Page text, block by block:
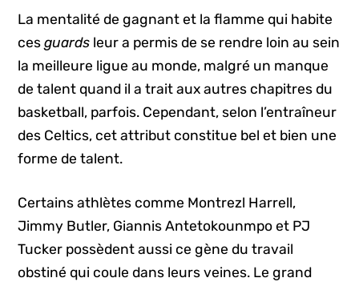
La mentalité de gagnant et la flamme qui habite
cesguards leur a permis de se rendre loin au sein
la meilleure ligue au monde, malgré un manque
de talent quand il a trait aux autres chapitres du
basketball, parfois. Cependant, selon l’entraîneur
des Celtics, cet attribut constitue bel et bien une
forme de talent.
Certains athlètes comme Montrezl Harrell,
Jimmy Butler, Giannis Antetokounmpo et PJ
Tucker possèdent aussi ce gène du travail
obstiné qui coule dans leurs veines. Le grand